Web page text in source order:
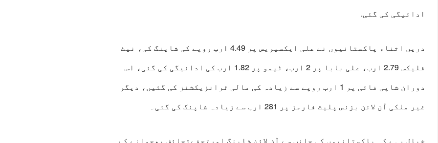
ادائیگی کی گئی.
دریں اثناء پاکستانیوں نے علی ایکسپریس پر 4.49 ارب روپے کی شاپنگ کی، نیٹ
فلیکس 2.79 ارب، علی بابا پر 2 ارب، ٹیمو پر 1.82 ارب کی ادائیگی کی گئی، اس
دوران شاپی فائی پر 1 ارب روپے سے زیادہ کی مالی ٹرانزیکشنز کی گئیں، دیگر
غیر ملکی آن لائن بزنس پلیٹ فارمز پر 281 ارب سے زیادہ شاپنگ کی گئی۔
خیال رہے کہ پاکستانیوں کی جانب سے آن لائن شاپنگ اورتحفےتحائف بھجوانے کے